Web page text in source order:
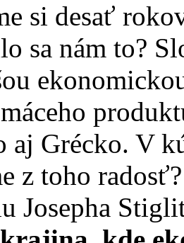
si desať
sa nám to?
aj Grécko. V
z toho
Josepha